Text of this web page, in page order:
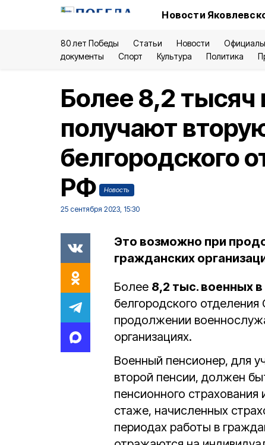
Новости
80 лет Победы Статьи Новости
документы
Спорт Культура Политика
Более 8,2 тысяч
получают
белгородского
РФ
Новость
25 сентября 2023, 15:30
Это возможно при
гражданских
Более 8,2 тыс. военных
белгородского
продолжении
организациях.
Военный пенсионер, для
второй пенсии, должен
пенсионного
стаже, начисленных
периодах работы в